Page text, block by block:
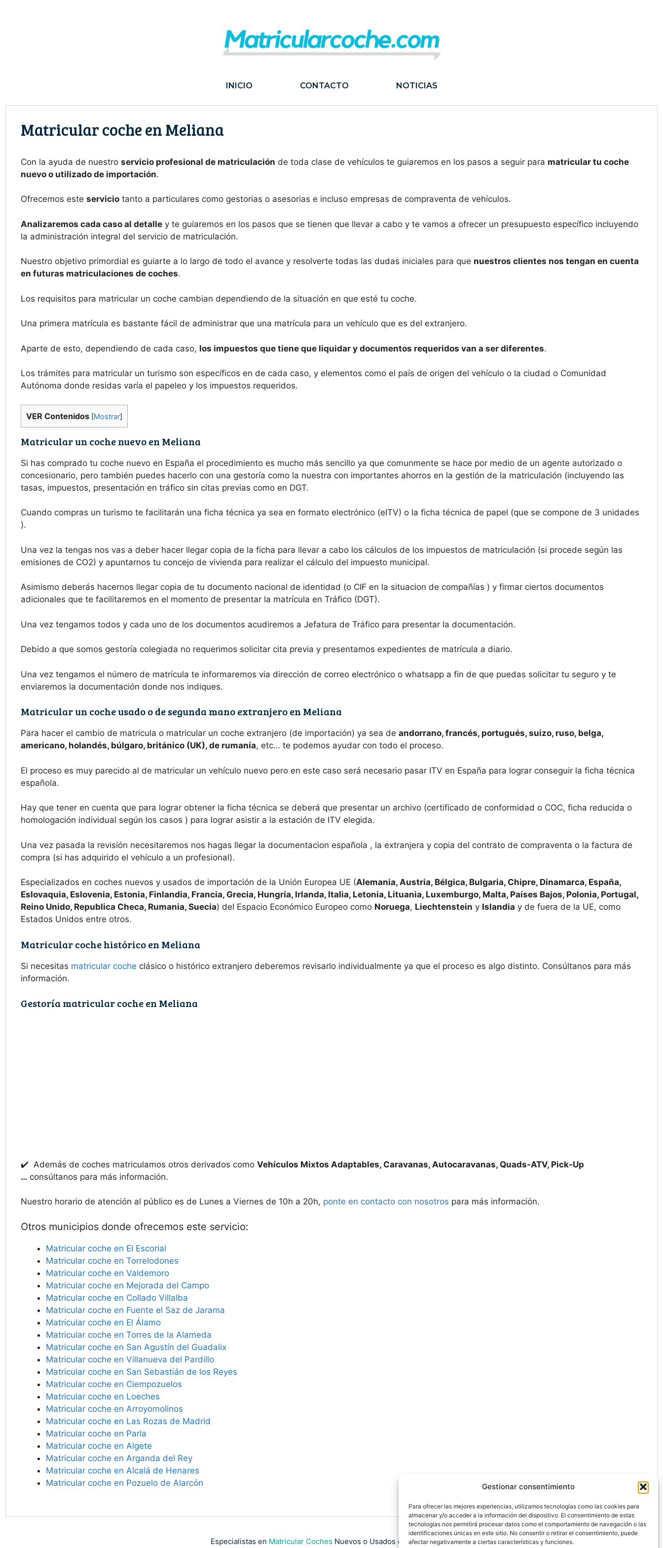
Gestionar consentimiento
Para ofrecer las mejores experiencias, utilizamos tecnologías como las cookies para
almacenar y/o acceder a la información del dispositivo. El consentimiento de estas
tecnologías nos permitirá procesar datos como el comportamiento de navegación o las
identificaciones únicas en este sitio. No consentir o retirar el consentimiento, puede
afectar negativamente a ciertas características y funciones.
INICIO CONTACTO NOTICIAS
Matricular coche en Meliana
Con la ayuda de nuestro servicio profesional de matriculación de toda clase de vehículos te guiaremos en los pasos a seguir para matricular tu coche
nuevo o utilizado de importación.
Ofrecemos este servicio tanto a particulares como gestorias o asesorias e incluso empresas de compraventa de vehículos.
Analizaremos cada caso al detalle y te guiaremos en los pasos que se tienen que llevar a cabo y te vamos a ofrecer un presupuesto específico incluyendo
la administración integral del servicio de matriculación.
Nuestro objetivo primordial es guiarte a lo largo de todo el avance y resolverte todas las dudas iniciales para que nuestros clientes nos tengan en cuenta
en futuras matriculaciones de coches.
Los requisitos para matricular un coche cambian dependiendo de la situación en que esté tu coche.
Una primera matrícula es bastante fácil de administrar que una matrícula para un vehículo que es del extranjero.
Aparte de esto, dependiendo de cada caso, los impuestos que tiene que liquidar y documentos requeridos van a ser diferentes.
Los trámites para matricular un turismo son específicos en de cada caso, y elementos como el país de origen del vehículo o la ciudad o Comunidad
Autónoma donde residas varía el papeleo y los impuestos requeridos.
VER Contenidos [Mostrar]
Matricular un coche nuevo en Meliana
Si has comprado tu coche nuevo en España el procedimiento es mucho más sencillo ya que comunmente se hace por medio de un agente autorizado o
concesionario, pero también puedes hacerlo con una gestoría como la nuestra con importantes ahorros en la gestión de la matriculación (incluyendo las
tasas, impuestos, presentación en tráfico sin citas previas como en DGT.
Cuando compras un turismo te facilitarán una ficha técnica ya sea en formato electrónico (eITV) o la ficha técnica de papel (que se compone de 3 unidades
).
Una vez la tengas nos vas a deber hacer llegar copia de la ficha para llevar a cabo los cálculos de los impuestos de matriculación (si procede según las
emisiones de CO2) y apuntarnos tu concejo de vivienda para realizar el cálculo del impuesto municipal.
Asimismo deberás hacernos llegar copia de tu documento nacional de identidad (o CIF en la situacion de compañías ) y firmar ciertos documentos
adicionales que te facilitaremos en el momento de presentar la matrícula en Tráfico (DGT).
Una vez tengamos todos y cada uno de los documentos acudiremos a Jefatura de Tráfico para presentar la documentación.
Debido a que somos gestoría colegiada no requerimos solicitar cita previa y presentamos expedientes de matrícula a diario.
Una vez tengamos el número de matrícula te informaremos via dirección de correo electrónico o whatsapp a fin de que puedas solicitar tu seguro y te
enviaremos la documentación donde nos indiques.
Matricular un coche usado o de segunda mano extranjero en Meliana
Para hacer el cambio de matricula o matricular un coche extranjero (de importación) ya sea de andorrano, francés, portugués, suizo, ruso, belga,
americano, holandés, búlgaro, británico (UK), de rumanía, etc… te podemos ayudar con todo el proceso.
El proceso es muy parecido al de matricular un vehículo nuevo pero en este caso será necesario pasar ITV en España para lograr conseguir la ficha técnica
española.
Hay que tener en cuenta que para lograr obtener la ficha técnica se deberá que presentar un archivo (certificado de conformidad o COC, ficha reducida o
homologación individual según los casos ) para lograr asistir a la estación de ITV elegida.
Una vez pasada la revisión necesitaremos nos hagas llegar la documentacion española , la extranjera y copia del contrato de compraventa o la factura de
compra (si has adquirido el vehículo a un profesional).
Especializados en coches nuevos y usados de importación de la Unión Europea UE (Alemania, Austria, Bélgica, Bulgaria, Chipre, Dinamarca, España,
Eslovaquia, Eslovenia, Estonia, Finlandia, Francia, Grecia, Hungría, Irlanda, Italia, Letonia, Lituania, Luxemburgo, Malta, Países Bajos, Polonia, Portugal,
Reino Unido, Republica Checa, Rumania, Suecia) del Espacio Económico Europeo como Noruega, Liechtenstein y Islandia y de fuera de la UE, como
Estados Unidos entre otros.
Matricular coche histórico en Meliana
Si necesitas matricular coche clásico o histórico extranjero deberemos revisarlo individualmente ya que el proceso es algo distinto. Consúltanos para más
información.
Gestoría matricular coche en Meliana
✔️ Además de coches matriculamos otros derivados como Vehículos Mixtos Adaptables, Caravanas, Autocaravanas, Quads-ATV, Pick-Up
… consúltanos para más información.
Nuestro horario de atención al público es de Lunes a Viernes de 10h a 20h, ponte en contacto con nosotros para más información.
Otros municipios donde ofrecemos este servicio:
Matricular coche en El Escorial
Matricular coche en Torrelodones
Matricular coche en Valdemoro
Matricular coche en Mejorada del Campo
Matricular coche en Collado Villalba
Matricular coche en Fuente el Saz de Jarama
Matricular coche en El Álamo
Matricular coche en Torres de la Alameda
Matricular coche en San Agustín del Guadalix
Matricular coche en Villanueva del Pardillo
Matricular coche en San Sebastián de los Reyes
Matricular coche en Ciempozuelos
Matricular coche en Loeches
Matricular coche en Arroyomolinos
Matricular coche en Las Rozas de Madrid
Matricular coche en Parla
Matricular coche en Algete
Matricular coche en Arganda del Rey
Matricular coche en Alcalá de Henares
Matricular coche en Pozuelo de Alarcón
Especialistas en Matricular Coches Nuevos o Usados de Importación.